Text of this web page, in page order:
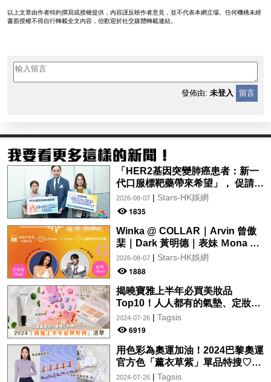
以上文章由作者特約撰寫或授權提供，內容謹反映作者意見，並不代表本網立場。任何機構未經
書面授權不得自行轉載全文內容，但歡迎於社交媒體轉載連結。
發佈由: 未登入 留言
「HER2基因突變肺癌患者：新一
代口服標靶藥帶來希望」， 促請政
府加快納入藥物名冊，助患者及早
受惠
2026-08-07| Stars-HK娛網
1835
Winka @ COLLAR｜Arvin 曾傲
棐｜Dark 黃明德｜表妹 Ｍona 8
月29日起登陸L5維港空中花園 |
wwwtc mall 首度呈獻「Music
2026-08-07| Stars-HK娛網
1888
揭曉寶雅上半年必買美妝品
Top10！人人都有的氣墊、定妝噴
霧、保養品～幫你找到最值得入手
的好物♡
2024-07-26| Tagsis
6919
用色彩為奧運加油！2024巴黎奧運
官方色「薰衣草紫」單品特搜♡讓
你從頭到腳、隨時充滿奧運氛圍～
2024-07-26| Tagsis